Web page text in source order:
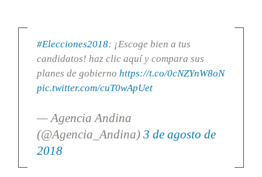
#Elecciones2018: ¡Escoge bien a tus
candidatos! haz clic aquí y compara sus
planes de gobierno https://t.co/0cNZYnW8oN
pic.twitter.com/cuT0wApUet
— Agencia Andina
(@Agencia_Andina) 3 de agosto de
2018